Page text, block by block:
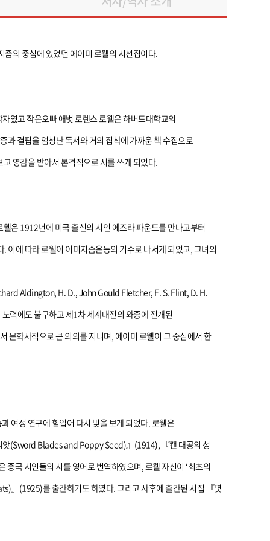
즘의 중심에 있었던 에이미 로웰의 시선집이다.
였고 작은오빠 애벗 로렌스 로웰은 하버드대학교의
과 결핍을 엄청난 독서와 거의 집착에 가까운 책 수집으로
영감을 받아서 본격적으로 시를 쓰게 되었다.
은 1912년에 미국 출신의 시인 에즈라 파운드를 만나고부터
이에 따라 로웰이 이미지즘운동의 기수로 나서게 되었고, 그녀의
Aldington, H. D., John Gould Fletcher, F. S. Flint, D. H.
력에도 불구하고 제1차 세계대전의 와중에 전개된
문학사적으로 큰 의의를 지니며, 에이미 로웰이 그 중심에서 한
여성 연구에 힘입어 다시 빛을 보게 되었다. 로웰은
앗(Sword Blades and Poppy Seed)』(1914), 『캔 대공의 성
시인들의 시를 영어로 번역하였으며, 로웰 자신이 ‘최초의
』(1925)를 출간하기도 하였다. 그리고 사후에 출간된 시집 『몇